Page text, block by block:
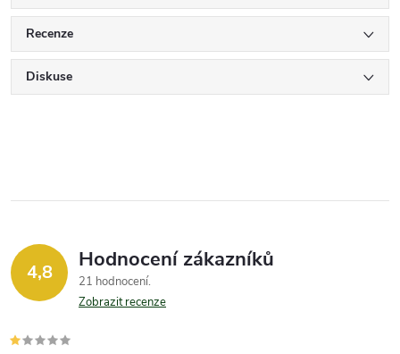
Recenze
Diskuse
4,8 Hodnocení zákazníků
21 hodnocení
Zobrazit recenze